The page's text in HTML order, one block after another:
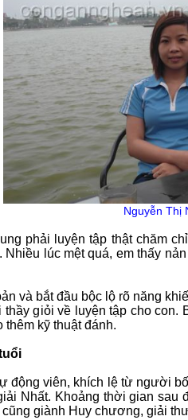
Nguyễn Thị
phải luyện tập thật chăm
Nhiều lúc mệt quá, em thấy
và bắt đầu bộc lộ rõ năng
giỏi về luyện tập cho con.
thêm kỹ thuật đánh.
động viên, khích lệ từ người
Nhất. Khoảng thời gian sau
giành Huy chương, giải